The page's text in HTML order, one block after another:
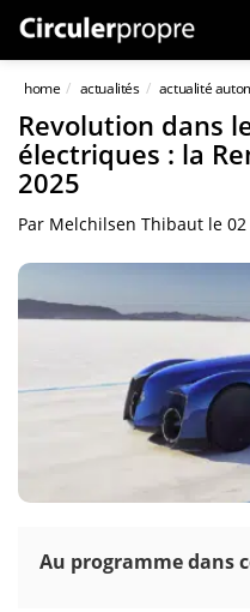
home actualités actualité
Revolution dans
électriques : la
2025
Par Melchilsen Thibaut le
Au programme dans